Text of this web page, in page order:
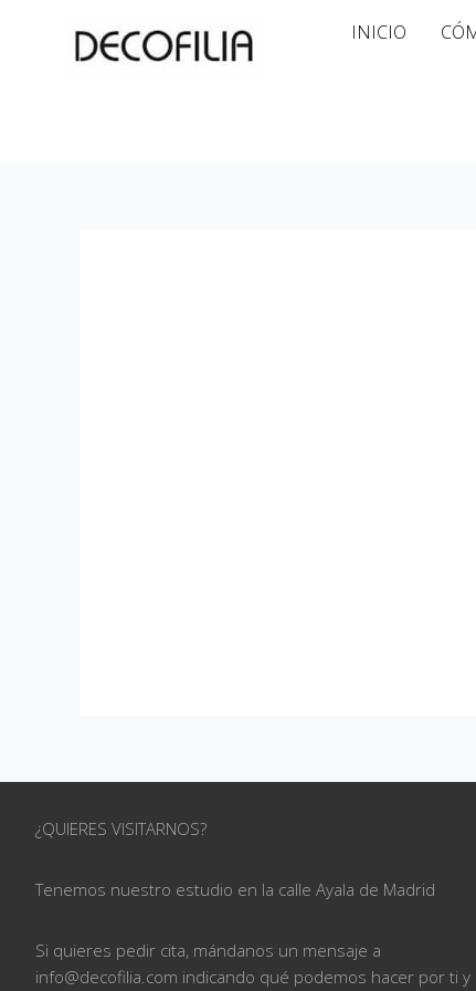
INICIO
¿QUIERES VISITARNOS?
Tenemos nuestro estudio en la calle Ayala de Madrid
Si quieres pedir cita, mándanos un mensaje a
info@decofilia.com indicando qué podemos hacer por ti y